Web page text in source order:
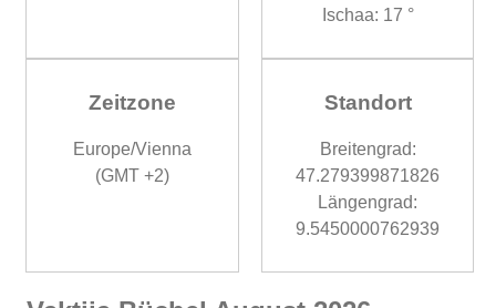
Ischaa: 17 °
Zeitzone
Europe/Vienna
(GMT +2)
Standort
Breitengrad:
47.279399871826
Längengrad:
9.5450000762939